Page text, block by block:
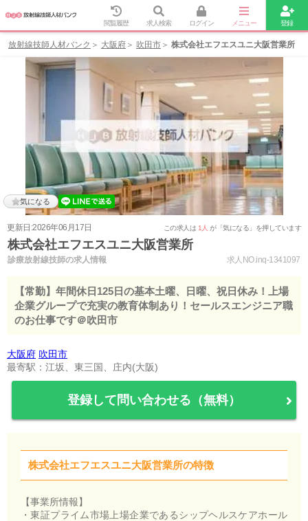
閲覧履歴 求人検索 ログイン メニュー 登録
放射線技師人材バンク 大阪府 吹田市 株式会社エフエスユニ大阪営業所
気になる
更新日:2026年06月17日 この求人は 1人 が「気になる」を押しています
株式会社エフエスユニ大阪営業所
診療放射線技師の求人情報 求人NO.inq-1341097
【常勤】年間休日125日の基本土曜、日曜、祝日休み！上場
企業グループで充実の教育体制あり！セールスエンジニア職
のお仕事です＠吹田市
大阪府 吹田市
最寄駅：江坂、東三国、庄内(大阪)
登録して問い合わせる（無料）
株式会社エフエスユニ大阪営業所の特徴
【事業所情報】
・東証プライム市場上場企業であるシップヘルスケアホール